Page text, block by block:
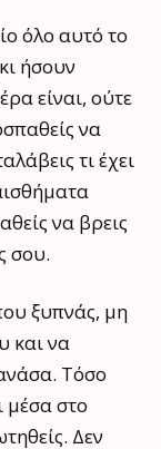
όλο αυτό το
ήσουν
είναι, ούτε
να
τι έχει
να βρεις
σου.
ξυπνάς, μη
και να
Τόσο
μέσα στο
Δεν